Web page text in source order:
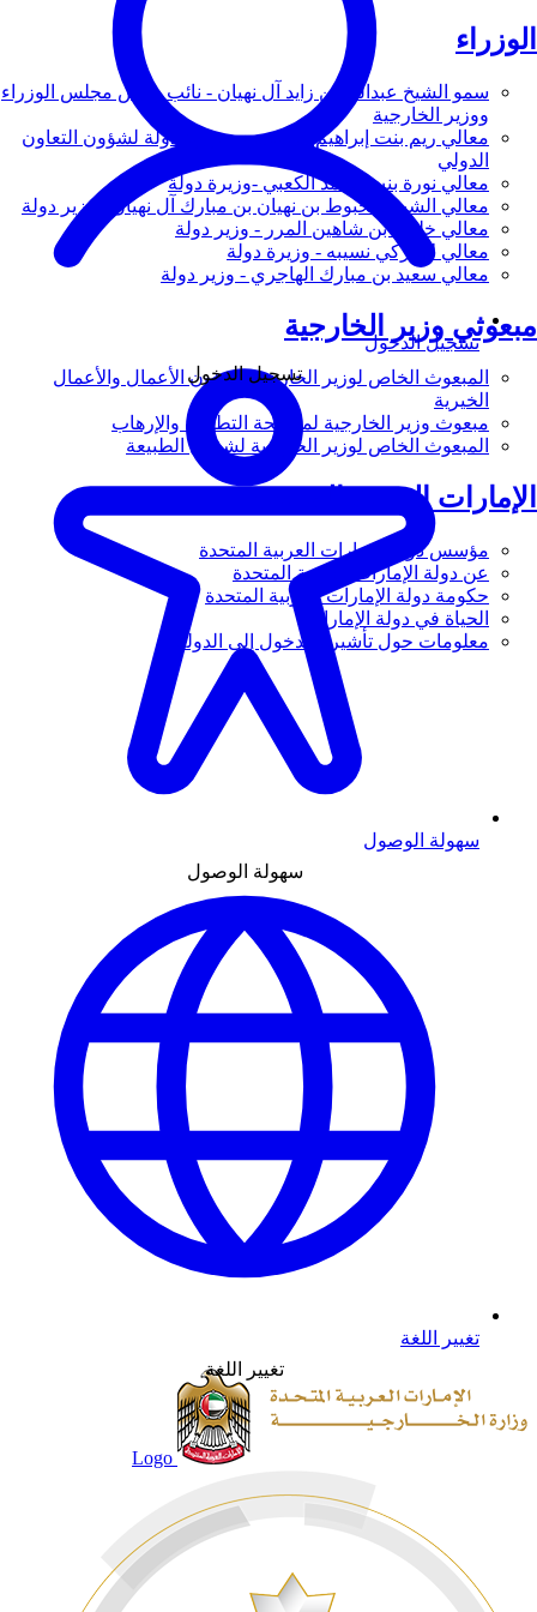
الوزراء
سمو الشيخ عبدالله بن زايد آل نهيان - نائب رئيس مجلس الوزراء
ووزير الخارجية
معالي ريم بنت إبراهيم الهاشمي - وزيرة دولة لشؤون التعاون
الدولي
معالي نورة بنت محمد الكعبي -وزيرة دولة
معالي الشيخ شخبوط بن نهيان بن مبارك آل نهيان - وزير دولة
معالي خليفة بن شاهين المرر - وزير دولة
معالي لانا زكي نسيبه - وزيرة دولة
معالي سعيد بن مبارك الهاجري - وزير دولة
مبعوثي وزير الخارجية
المبعوث الخاص لوزير الخارجية لشؤون الأعمال والأعمال
الخيرية
مبعوث وزير الخارجية لمكافحة التطرف والإرهاب
المبعوث الخاص لوزير الخارجية لشؤون الطبيعة
الإمارات العربية المتحدة
مؤسس دولة الإمارات العربية المتحدة
عن دولة الإمارات العربية المتحدة
حكومة دولة الإمارات العربية المتحدة
الحياة في دولة الإمارات
معلومات حول تأشيرة الدخول إلى الدولة
تسجيل الدخول
تسجيل الدخول
سهولة الوصول
سهولة الوصول
تغيير اللغة
تغيير اللغة
Logo